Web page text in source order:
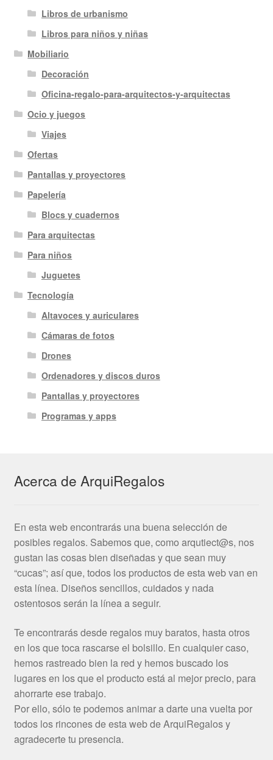
Libros de urbanismo
Libros para niños y niñas
Mobiliario
Decoración
Oficina-regalo-para-arquitectos-y-arquitectas
Ocio y juegos
Viajes
Ofertas
Pantallas y proyectores
Papelería
Blocs y cuadernos
Para arquitectas
Para niños
Juguetes
Tecnología
Altavoces y auriculares
Cámaras de fotos
Drones
Ordenadores y discos duros
Pantallas y proyectores
Programas y apps
Acerca de ArquiRegalos
En esta web encontrarás una buena selección de
posibles regalos. Sabemos que, como arqutiect@s, nos
gustan las cosas bien diseñadas y que sean muy
“cucas”; así que, todos los productos de esta web van en
esta línea. Diseños sencillos, cuidados y nada
ostentosos serán la línea a seguir.
Te encontrarás desde regalos muy baratos, hasta otros
en los que toca rascarse el bolsillo. En cualquier caso,
hemos rastreado bien la red y hemos buscado los
lugares en los que el producto está al mejor precio, para
ahorrarte ese trabajo.
Por ello, sólo te podemos animar a darte una vuelta por
todos los rincones de esta web de ArquiRegalos y
agradecerte tu presencia.